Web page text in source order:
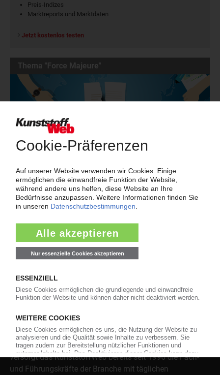
Preis-Indizes
Marktreports und Marktdaten
Jetzt kostenlos testen
Thema "Force Majeure"
Force Majeure in der Kunststoffindustrie
wenn der Lieferant nicht mehr liefert – Informationen zum
Themenkomplex Force Majeure, Corona und Kunststoff-
Preisentwicklung sowie Tipps für die Praxis.
Über das KunststoffWeb
Als einer der Internet-Pioniere der Kunststoffindustrie
versorgt das KunststoffWeb bereits seit 1996 die Fach-
und Führungskräfte der Branche mit täglichen